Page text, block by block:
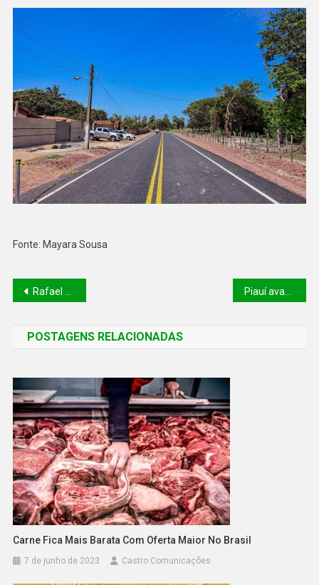
Fonte: Mayara Sousa
Rafael Fonteles forma novos policiais e inaugura Colônia Agrícola Major César e Central de Monitoramento nesta quinta (20)
POSTAGENS RELACIONADAS
Carne Fica Mais Barata Com Oferta Maior No Brasil
7 de junho de 2023 Castro Comunicações